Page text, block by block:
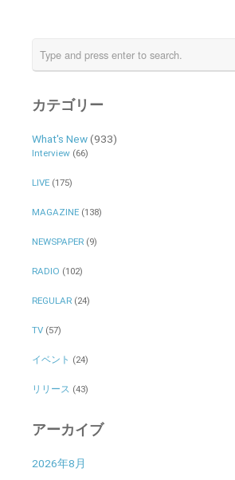
カテゴリー
What's New(933)
Interview(66)
LIVE(175)
MAGAZINE(138)
NEWSPAPER(9)
RADIO (102)
REGULAR(24)
TV(57)
イベント (24)
リリース (43)
アーカイブ
2026年8月